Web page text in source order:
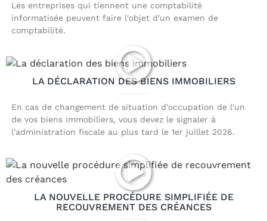
Les entreprises qui tiennent une comptabilité
informatisée peuvent faire l'objet d'un examen de
comptabilité.
LA DÉCLARATION DES BIENS IMMOBILIERS
En cas de changement de situation d'occupation de l'un
de vos biens immobiliers, vous devez le signaler à
l'administration fiscale au plus tard le 1er juillet 2026.
LA NOUVELLE PROCÉDURE SIMPLIFIÉE DE
RECOUVREMENT DES CRÉANCES